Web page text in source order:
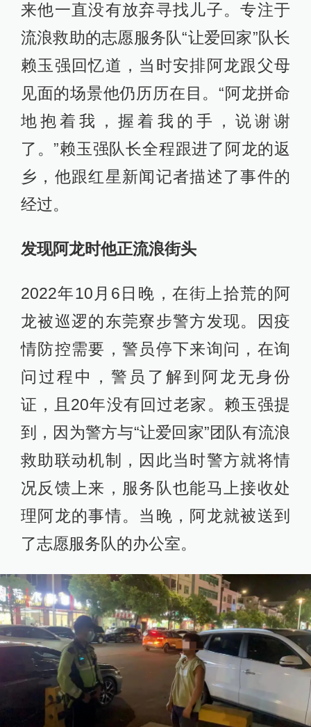
来他一直没有放弃寻找儿子。专注于
流浪救助的志愿服务队“让爱回家”队长
赖玉强回忆道，当时安排阿龙跟父母
见面的场景他仍历历在目。“阿龙拼命
地抱着我，握着我的手，说谢谢
了。”赖玉强队长全程跟进了阿龙的返
乡，他跟红星新闻记者描述了事件的
经过。
发现阿龙时他正流浪街头
2022年10月6日晚，在街上拾荒的阿
龙被巡逻的东莞寮步警方发现。因疫
情防控需要，警员停下来询问，在询
问过程中，警员了解到阿龙无身份
证，且20年没有回过老家。赖玉强提
到，因为警方与“让爱回家”团队有流浪
救助联动机制，因此当时警方就将情
况反馈上来，服务队也能马上接收处
理阿龙的事情。当晚，阿龙就被送到
了志愿服务队的办公室。